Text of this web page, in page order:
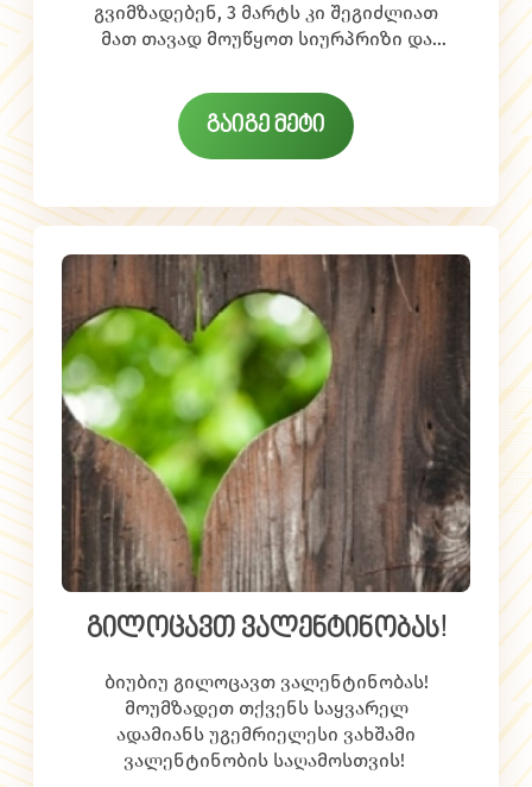
გვიმზადებენ, 3 მარტს კი შეგიძლიათ
მათ თავად მოუწყოთ სიურპრიზი და
არაჩვეულებრივირეცეპტებიდან
ლიმე!
გაიგე მეტი
გილოცავთ ვალენტინობას!
ბიუბიუ გილოცავთ ვალენტინობას!
მოუმზადეთ თქვენს საყვარელ
ადამიანს უგემრიელესი ვახშამი
ვალენტინობის საღამოსთვის!